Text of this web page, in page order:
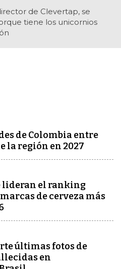
de Clevertap, se
tiene los unicornios
de Colombia entre
la región en 2027
lideran el ranking
de cerveza más
últimas fotos de
en